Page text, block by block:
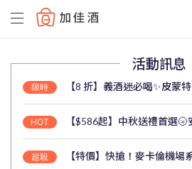
Baccus
活動訊息
限時 【8 折】義酒迷必喝✨皮蒙
HOT
超殺 【特價】快搶！麥卡倫機場